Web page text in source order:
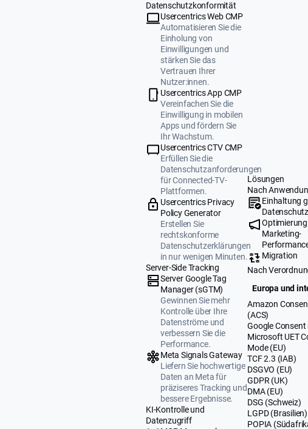
Datenschutzkonformität
Usercentrics Web CMP
Automatisieren Sie die
Einholung von
Einwilligungen und
stärken Sie das
Vertrauen Ihrer
Nutzer:innen.
Usercentrics App CMP
Vereinfachen Sie die
Einwilligung in mobilen
Apps und fördern Sie
Ihr Wachstum.
Usercentrics CTV CMP
Erfüllen Sie die
Datenschutzanforderungen
für Connected-TV-
Plattformen.
Usercentrics Privacy
Policy Generator
Erstellen Sie
rechtskonforme
Datenschutzerklärungen
in nur wenigen Minuten.
Server-Side Tracking
Server Google Tag
Manager (sGTM)
Gewinnen Sie mehr
Kontrolle über Ihre
Datenströme und
verbessern Sie die
Performance.
Meta Signals Gateway
Liefern Sie hochwertige
Daten an Meta für
präziseres Tracking und
bessere Ergebnisse.
KI-Kontrolle und
Datenzugriff
Lösungen
Nach
Einhaltung
Marketing-
Migration
Nach
Europa und
Amazon
(ACS)
Google Consent
Microsoft UET
Mode (EU)
TCF 2.3 (IAB)
DSGVO (EU)
GDPR (UK)
DMA (EU)
DSG (Schweiz)
LGPD (Brasilien)
POPIA